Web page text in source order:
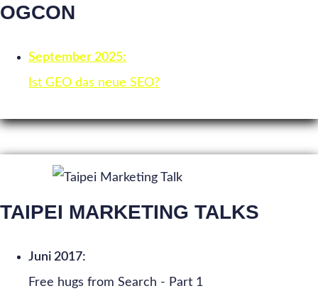
OGCON
September 2025:
Ist GEO das neue SEO?
TAIPEI MARKETING TALKS
Juni 2017:
Free hugs from Search - Part 1